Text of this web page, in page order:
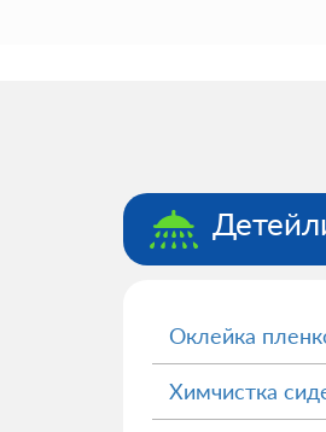
Оклейка
Химчистка